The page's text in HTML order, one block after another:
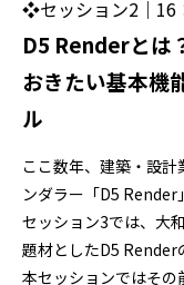
❖セッション2｜16
D5 Renderとは
おきたい基本機
ル
ここ数年、建築・設
ンダラー「D5 Render
セッション3では、大
題材としたD5 Render
本セッションではそ